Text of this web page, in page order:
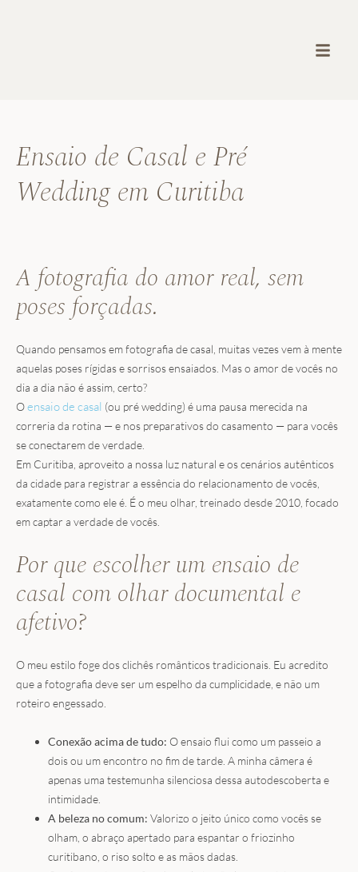
Ensaio de Casal e Pré
Wedding em Curitiba
A fotografia do amor real, sem
poses forçadas.
Quando pensamos em fotografia de casal, muitas vezes vem à mente
aquelas poses rígidas e sorrisos ensaiados. Mas o amor de vocês no
dia a dia não é assim, certo?
Oensaio de casal (ou pré wedding) é uma pausa merecida na
correria da rotina — e nos preparativos do casamento — para vocês
se conectarem de verdade.
Em Curitiba, aproveito a nossa luz natural e os cenários autênticos
da cidade para registrar a essência do relacionamento de vocês,
exatamente como ele é. É o meu olhar, treinado desde 2010, focado
em captar a verdade de vocês.
Por que escolher um ensaio de
casal com olhar documental e
afetivo?
O meu estilo foge dos clichês românticos tradicionais. Eu acredito
que a fotografia deve ser um espelho da cumplicidade, e não um
roteiro engessado.
Conexão acima de tudo: O ensaio flui como um passeio a
dois ou um encontro no fim de tarde. A minha câmera é
apenas uma testemunha silenciosa dessa autodescoberta e
intimidade.
A beleza no comum: Valorizo o jeito único como vocês se
olham, o abraço apertado para espantar o friozinho
curitibano, o riso solto e as mãos dadas.